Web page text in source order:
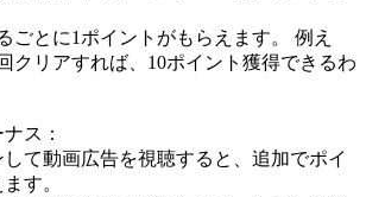
ごとに1ポイントがもらえます。 例え
クリアすれば、10ポイント獲得できるわ
ス：
て動画広告を視聴すると、追加でポイ
す。